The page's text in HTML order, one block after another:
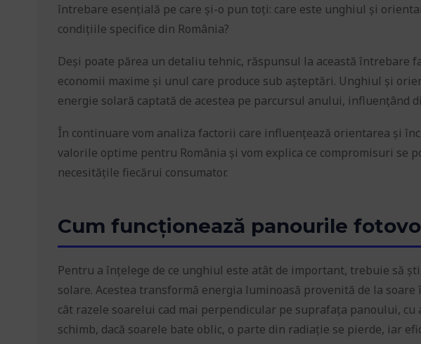
întrebare esențială pe care și-o pun toți: care este unghiul și
condițiile specifice din România?
Deși poate părea un detaliu tehnic, răspunsul la această întrebare
economii maxime și unul care produce sub așteptări. Unghiul și
energie solară captată de acestea pe parcursul anului, influențând
În continuare vom analiza factorii care influențează orientarea și
valorile optime pentru România și vom explica ce compromisuri se
necesitățile fiecărui consumator.
Cum funcționează panourile
Pentru a înțelege de ce unghiul este atât de important, trebuie să
solare. Acestea transformă energia luminoasă provenită de la
cât razele soarelui cad mai perpendicular pe suprafața panoului,
schimb, dacă soarele bate oblic, o parte din radiație se pierde, iar